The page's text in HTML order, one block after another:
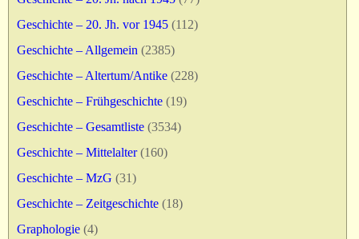
Geschichte – 20. Jh. vor 1945 (112)
Geschichte – Allgemein (2385)
Geschichte – Altertum/Antike (228)
Geschichte – Frühgeschichte (19)
Geschichte – Gesamtliste (3534)
Geschichte – Mittelalter (160)
Geschichte – MzG (31)
Geschichte – Zeitgeschichte (18)
Graphologie (4)